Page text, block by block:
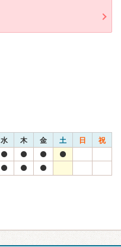
水 木 金 土 日 祝